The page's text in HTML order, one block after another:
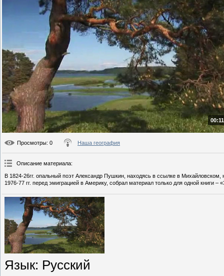
Просмотры: 0 Наша география
Описание материала:
В 1824-26гг. опальный поэт Александр Пушкин, находясь в ссылке в
1976-77 гг. перед эмиграцией в Америку, собрал материал только для одной книги
Язык: Русский